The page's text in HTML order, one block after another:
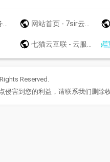
器 网站首页 - 7sir云计算
七猫云互联 - 云服务器_挂机宝_虚拟主机业务提供商
Reserved.
害到您的利益，请联系我们删除收